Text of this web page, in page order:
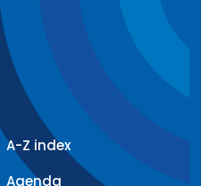
A-Z index
Agenda